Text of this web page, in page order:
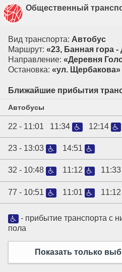
Общественный
Вид транспорта: Автобус
Маршрут: «23, Банная гора
Направление: «Деревня
Остановка: «ул. Щербакова»
Ближайшие прибытия
Автобусы
22 - 11:01 11:34 12:14
23 - 13:03 14:51
32 - 10:48 11:12
77 - 10:51 11:01
- прибытие транспорта с
пола
Показать только